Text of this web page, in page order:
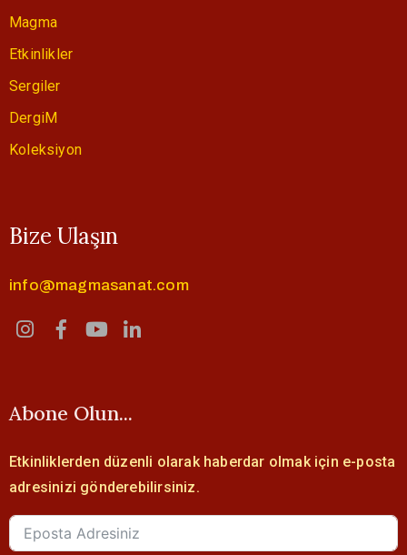
Magma
Etkinlikler
Sergiler
DergiM
Koleksiyon
Bize Ulaşın
info@magmasanat.com
Abone Olun...
Etkinliklerden düzenli olarak haberdar olmak için e-posta
adresinizi gönderebilirsiniz.